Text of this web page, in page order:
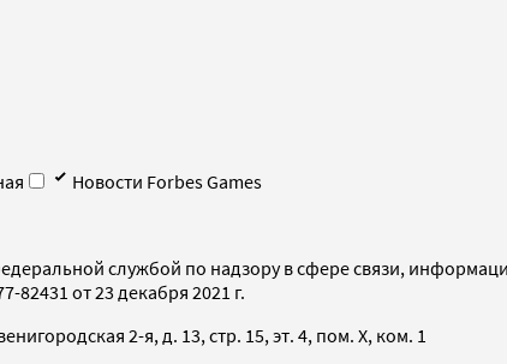
Новости Forbes Games
службой по надзору в сфере связи,
от 23 декабря 2021 г.
2-я, д. 13, стр. 15, эт. 4, пом. X, ком. 1